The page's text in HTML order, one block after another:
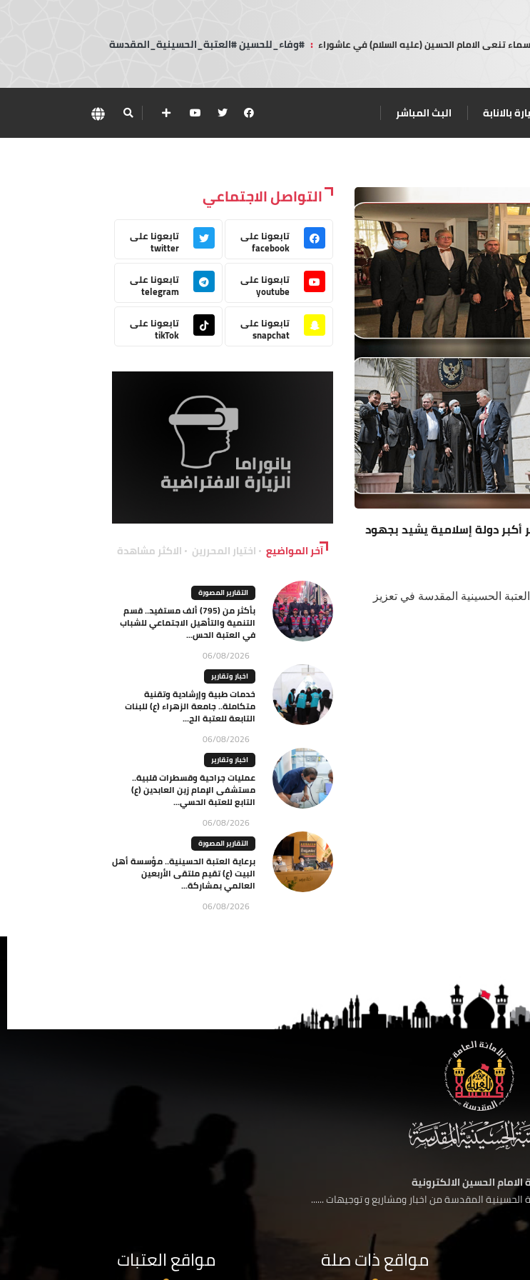
تنعى الامام الحسين (عليه السلام) في عاشوراء : #وفاء_للحسين #العتبة_الحسينية_المقدسة
بالانابة البث المباشر
أكبر دولة إسلامية يشيد بجهود
الحسينية المقدسة في تعزيز
التواصل الاجتماعي
تابعونا على
facebook
تابعونا على
twitter
تابعونا على
youtube
تابعونا على
telegram
تابعونا على
snapchat
تابعونا على
tikTok
آخر المواضيع اختيار المحررين الاكثر مشاهدة
التقارير المصورة
بأكثر من (795) ألف مستفيد.. قسم
التنمية والتأهيل الاجتماعي للشباب
في العتبة الحس...
06/08/2026
اخبار وتقارير
خدمات طبية وإرشادية وتقنية
متكاملة.. جامعة الزهراء (ع) للبنات
التابعة للعتبة الح...
06/08/2026
اخبار وتقارير
عمليات جراحية وقسطرات قلبية..
مستشفى الإمام زين العابدين (ع)
التابع للعتبة الحسي...
06/08/2026
التقارير المصورة
برعاية العتبة الحسينية.. مؤسسة أهل
البيت (ع) تقيم ملتقى الأربعين
العالمي بمشاركة...
06/08/2026
الامام الحسين الالكترونية
الحسينية المقدسة من اخبار ومشاريع و توجيهات ......
مواقع ذات صلة مواقع العتبات